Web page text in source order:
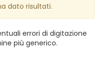
dato risultati.
errori di digitazione
più generico.